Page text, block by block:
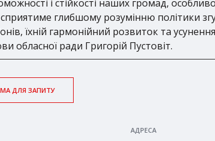
і стійкості наших громад,
глибшому розумінню політики
їхній гармонійний розвиток та
обласної ради Григорій Пустовіт.
ДЛЯ ЗАПИТУ
АДРЕСА